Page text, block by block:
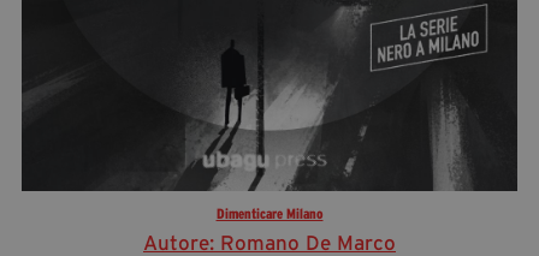
Dimenticare Milano
Autore: Romano De Marco